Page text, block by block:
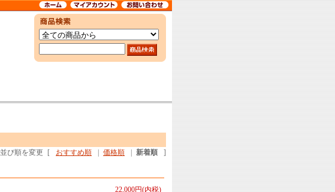
並び順を変更
[ おすすめ順 価格順 新着順
]
22,000円(内税)